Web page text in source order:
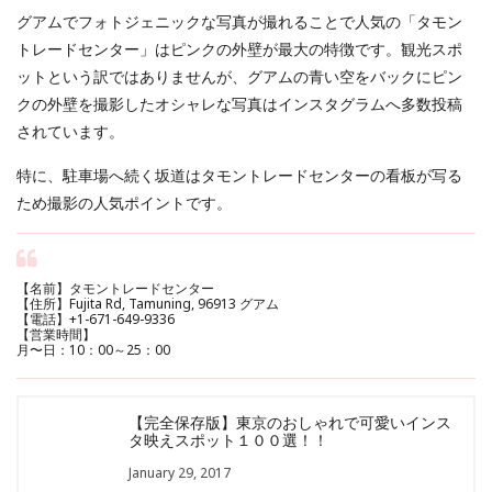
グアムでフォトジェニックな写真が撮れることで人気の「タモン
トレードセンター」はピンクの外壁が最大の特徴です。観光スポ
ットという訳ではありませんが、グアムの青い空をバックにピン
クの外壁を撮影したオシャレな写真はインスタグラムへ多数投稿
されています。
特に、駐車場へ続く坂道はタモントレードセンターの看板が写る
ため撮影の人気ポイントです。
【名前】タモントレードセンター
【住所】Fujita Rd, Tamuning, 96913 グアム
【電話】+1-671-649-9336
【営業時間】
月〜日：10：00～25：00
【完全保存版】東京のおしゃれで可愛いインス
タ映えスポット１００選！！
January 29, 2017